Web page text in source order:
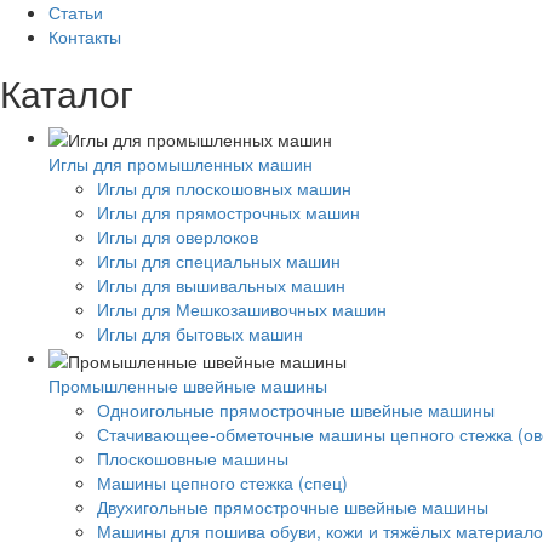
Статьи
Контакты
Каталог
Иглы для промышленных машин
Иглы для плоскошовных машин
Иглы для прямострочных машин
Иглы для оверлоков
Иглы для специальных машин
Иглы для вышивальных машин
Иглы для Мешкозашивочных машин
Иглы для бытовых машин
Промышленные швейные машины
Одноигольные прямострочные швейные машины
Стачивающее-обметочные машины цепного стежка
Плоскошовные машины
Машины цепного стежка (спец)
Двухигольные прямострочные швейные машины
Машины для пошива обуви, кожи и тяжёлых